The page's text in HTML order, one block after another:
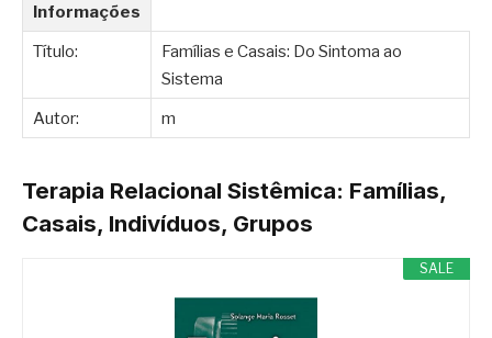
Informações
Título:
Famílias e Casais: Do Sintoma ao
Sistema
Autor:
m
Terapia Relacional Sistêmica: Famílias,
Casais, Indivíduos, Grupos
SALE